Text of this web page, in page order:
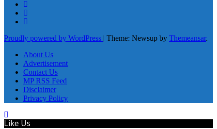
Proudly powered by WordPress | Theme: Newsup by Themeansar.
About Us
Advertisement
Contact Us
MP RSS Feed
Disclaimer
Privacy Policy
Like Us